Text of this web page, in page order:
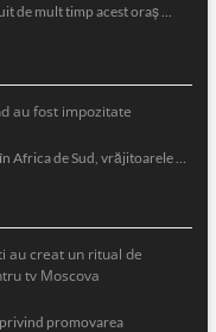
de mult timp acest oraş …
au fost impozitate
Africa de Sud, vrăjitoarele …
au creat un ritual de
tv Moscova
promovarea